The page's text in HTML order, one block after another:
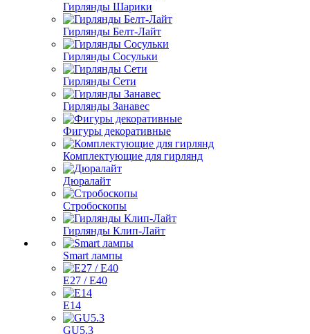
Гирлянды Шарики
Гирлянды Белт-Лайт
Гирлянды Сосульки
Гирлянды Сети
Гирлянды Занавес
Фигуры декоративные
Комплектующие для гирлянд
Дюралайт
Стробоскопы
Гирлянды Клип-Лайт
Smart лампы
E27 / E40
E14
GU5.3